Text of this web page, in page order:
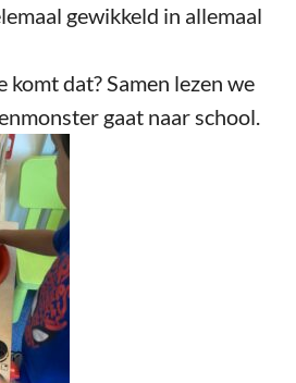
gewikkeld in allemaal
komt dat? Samen lezen we
gaat naar school.